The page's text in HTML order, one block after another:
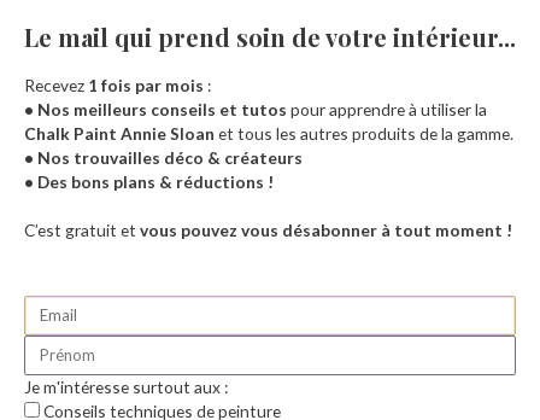
Accueil
Le mail qui prend soin de votre intérieur...​
Recevez 1 fois par mois :
• Nos meilleurs conseils et tutos pour apprendre à utiliser la
Chalk Paint Annie Sloan et tous les autres produits de la gamme.
• Nos trouvailles déco & créateurs
• Des bons plans & réductions !
C’est gratuit et vous pouvez vous désabonner à tout moment !
Je m'intéresse surtout aux :
Conseils techniques de peinture